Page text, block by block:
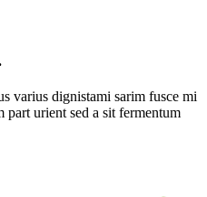
varius dignistami sarim fusce mi
part urient sed a sit fermentum